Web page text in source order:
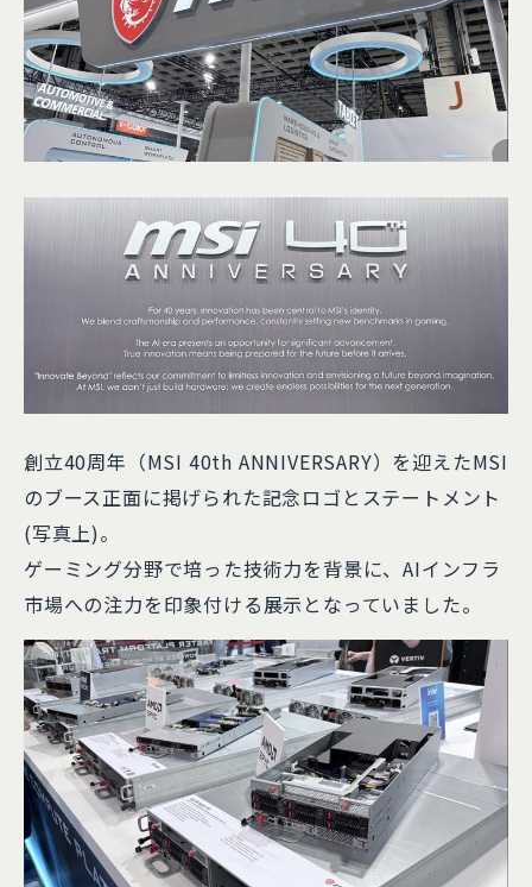
創立40周年（MSI 40th ANNIVERSARY）を迎えたMSI
のブース正面に掲げられた記念ロゴとステートメント
(写真上)。
ゲーミング分野で培った技術力を背景に、AIインフラ
市場への注力を印象付ける展示となっていました。